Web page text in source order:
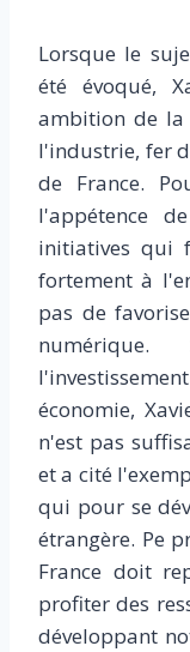
Lorsque le
été évoqué,
ambition de la
l'industrie, fer
de France.
l'appétence
initiatives qui
fortement à
pas de
économie,
n'est pas
et a cité
qui pour se
étrangère. Pe
France doit
profiter des
développant